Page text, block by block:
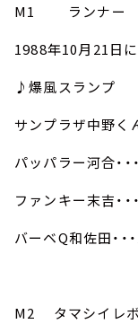
M1 ランナ
1988年10月21日
♪爆風スランプ
サンプラザ中野く
パッパラー河合・
ファンキー末吉・
バーベQ和佐田・・
M2 タマシイレ